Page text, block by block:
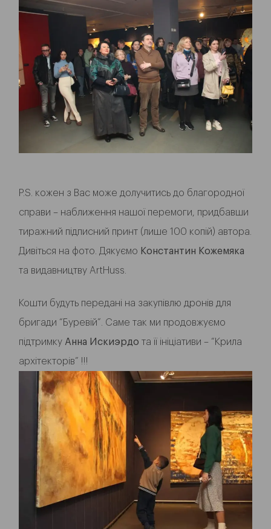
P.S. кожен з Вас може долучитись до благородної
справи – наближення нашої перемоги, придбавши
тиражний підписний принт (лише 100 копій) автора.
Дивіться на фото. Дякуємо Константин Кожемяка
та видавництву ArtHuss.
Кошти будуть передані на закупівлю дронів для
бригади “Буревій”. Саме так ми продовжуємо
підтримку Анна Искиэрдо та її ініціативи – “Крила
архітекторів” !!!